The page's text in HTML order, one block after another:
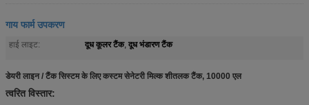
गाय फार्म उपकरण
हाई लाइट: दूध कूलर टैंक, दूध भंडारण टैंक
डेयरी लाइन / टैंक सिस्टम के लिए कस्टम सेनेटरी मिल्क शीतलक टैंक, 10000 एल
त्वरित विस्तार: